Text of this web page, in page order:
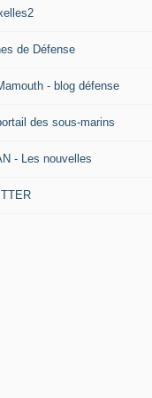
de Défense
- blog défense
des sous-marins
- Les nouvelles